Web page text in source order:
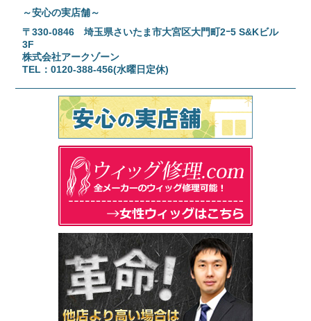
～安心の実店舗～
〒330-0846 埼玉県さいたま市大宮区大門町2ｰ5 S&Kビル
3F
株式会社アークゾーン
TEL：0120-388-456(水曜日定休)